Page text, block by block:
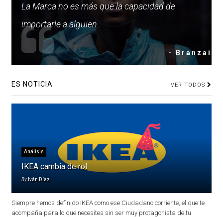
La Marca no es más que la capacidad de
importarle a alguien
- Branzai
ES NOTICIA VER TODOS
Análisis
IKEA cambia de rol
By Iván Díaz
Siempre hemos definido IKEA como ese Ciudadano corriente, el que te
acompaña para lo que necesites sin ser muy protagonista de tu